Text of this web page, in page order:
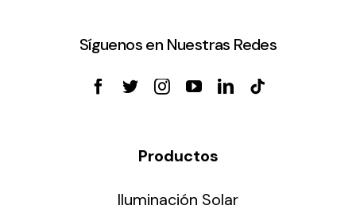
Síguenos en Nuestras Redes
Productos
Iluminación Solar